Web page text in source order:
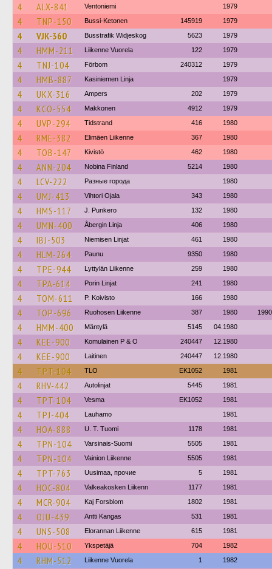
4 ALX-841 Ventoniemi 1979
4 TNP-150 Bussi-Ketonen 145919 1979
4 VJK-360 Busstrafik Widjeskog 5623 1979
4 HMM-211 Liikenne Vuorela 122 1979
4 TNJ-104 Förbom 240312 1979
4 HMB-887 Kasiniemen Linja 1979
4 UKX-316 Ampers 202 1979
4 KCO-554 Makkonen 4912 1979
4 UVP-294 Tidstrand 416 1980
4 RME-382 Elimäen Liikenne 367 1980
4 TOB-147 Kivistö 462 1980
4 ANN-204 Nobina Finland 5214 1980
4 LCV-222 Разные города 1980
4 UMJ-413 Vihtori Ojala 343 1980
4 HMS-117 J. Punkero 132 1980
4 UMN-400 Åbergin Linja 406 1980
4 IBJ-503 Niemisen Linjat 461 1980
4 HLM-264 Paunu 9350 1980
4 TPE-944 Lyttylän Liikenne 259 1980
4 TPA-614 Porin Linjat 241 1980
4 TOM-611 P. Koivisto 166 1980
4 TOP-696 Ruohosen Liikenne 387 1980 1990
4 HMM-400 Mäntylä 5145 04.1980
4 KEE-900 Komulainen P & O 240447 12.1980
4 KEE-900 Laitinen 240447 12.1980
4 TPT-104 TLO EK1052 1981
4 RHV-442 Autolinjat 5445 1981
4 TPT-104 Vesma EK1052 1981
4 TPJ-404 Lauhamo 1981
4 HOA-888 U. T. Tuomi 1178 1981
4 TPN-104 Varsinais-Suomi 5505 1981
4 TPN-104 Vainion Liikenne 5505 1981
4 TPT-763 Uusimaa, прочие 5 1981
4 HOC-804 Valkeakosken Liikenn 1177 1981
4 MCR-904 Kaj Forsblom 1802 1981
4 OJU-439 Antti Kangas 531 1981
4 UNS-508 Elorannan Liikenne 615 1981
4 HOU-510 Ykspetäjä 704 1982
4 RHM-512 Liikenne Vuorela 1 1982